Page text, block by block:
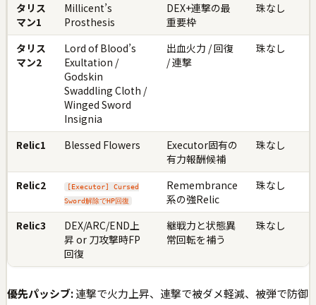
タリス
マン1
Millicent’s
Prosthesis
DEX+連撃の最
重要枠
珠なし
タリス
マン2
Lord of Blood’s
Exultation /
Godskin
Swaddling Cloth /
Winged Sword
Insignia
出血火力 / 回復
/ 連撃
珠なし
Relic1 Blessed Flowers
Executor固有の
有力報酬候補
珠なし
Relic2
[Executor] Cursed
Sword解除でHP回復
Remembrance
系の強Relic
珠なし
Relic3
DEX/ARC/END上
昇 or 刀攻撃時FP
回復
継戦力と状態異
常回転を補う
珠なし
優先パッシブ:連撃で火力上昇、連撃で被ダメ軽減、被弾で防御